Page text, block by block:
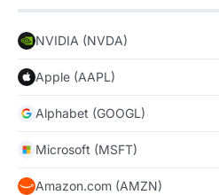
NVIDIA (NVDA)
Apple (AAPL)
Alphabet (GOOGL)
Microsoft (MSFT)
Amazon.com (AMZN)